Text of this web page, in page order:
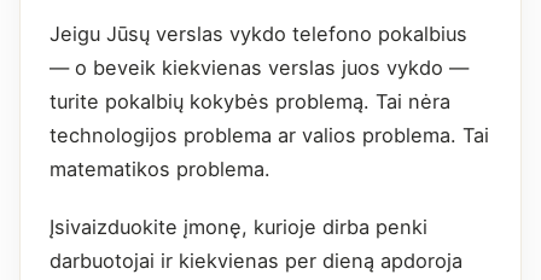
Jeigu Jūsų verslas vykdo telefono pokalbius
— o beveik kiekvienas verslas juos vykdo —
turite pokalbių kokybės problemą. Tai nėra
technologijos problema ar valios problema. Tai
matematikos problema.
Įsivaizduokite įmonę, kurioje dirba penki
darbuotojai ir kiekvienas per dieną apdoroja